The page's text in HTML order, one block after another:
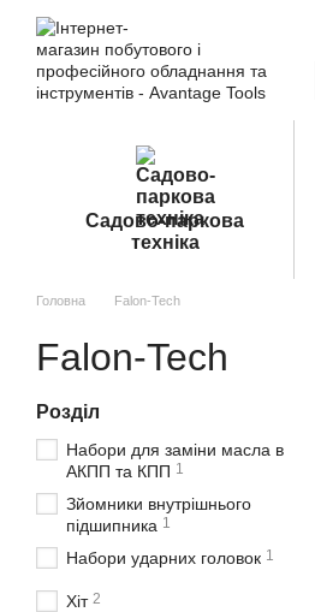
Перейти до основного контенту
Садово-паркова
техніка
Головна Falon-Tech
Falon-Tech
Розділ
Набори для заміни масла в
АКПП та КПП 1
Зйомники внутрішнього
підшипника 1
Набори ударних головок 1
Хіт 2